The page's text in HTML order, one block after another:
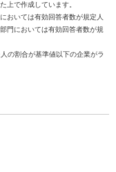
上で作成しています。
おいては有効回答者数が規定人
門においては有効回答者数が規
の割合が基準値以下の企業がラ